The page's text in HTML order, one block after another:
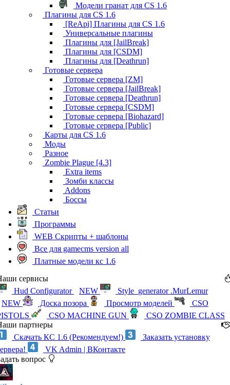
Модели гранат для CS 1.6
Плагины для CS 1.6
[ReApi] Плагины для CS 1.6
Универсальные плагины
Плагины для [JailBreak]
Плагины для [CSDM]
Плагины для [Deathrun]
Готовые сервера
Готовые сервера [ZM]
Готовые сервера [JailBreak]
Готовые сервера [Deathrun]
Готовые сервера [CSDM]
Готовые сервера [Biohazard]
Готовые сервера [Public]
Карты для CS 1.6
Моды
Разное
Zombie Plague [4.3]
Extra items
Зомби классы
Addons
Боссы
Статьи
Программы
WEB Скрипты + шаблоны
Все для gamecms version all
Платные модели кс 1.6
сервисы
Hud Configurator
NEW
Style_generator .MurLemur
NEW
Доска позора Просмотр моделей
CSO
CSO MACHINE GUN
CSO ZOMBIE CLASS
партнеры
Скачать КС 1.6 (Рекомендуем!)
Заказать установку
VK Admin | ВКонтакте
вопрос